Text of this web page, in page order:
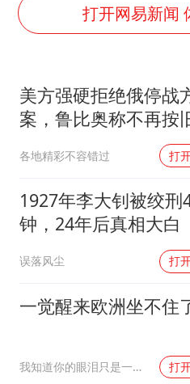
武契奇
部分银
下党之
打开网易新闻
美方强硬拒绝俄停战
案，鲁比奥称不再按
各地精彩不容错过 打
1927年李大钊被绞刑
钟，24年后真相大白
误落风尘 打
一觉醒来欧洲坐不住
我知道你的眼泪只是一种无奈 打